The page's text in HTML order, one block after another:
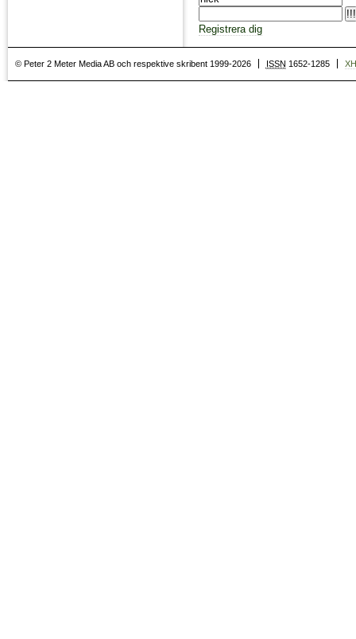
Registrera dig
© Peter 2 Meter Media AB och respektive skribent 1999-2026 ISSN 1652-1285